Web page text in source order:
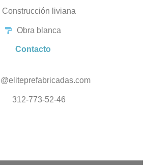
Construcción liviana
Obra blanca
Contacto
312-773-52-46